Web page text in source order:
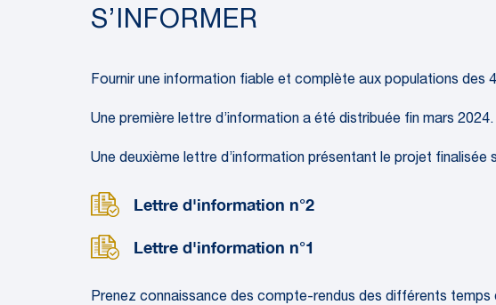
S’INFORMER
Fournir une information fiable et complète aux populations des
Une première lettre d’information a été distribuée fin mars 2024.
Une deuxième lettre d’information présentant le projet finalisée
Lettre d'information n°2
Lettre d'information n°1
Prenez connaissance des compte-rendus des différents temps